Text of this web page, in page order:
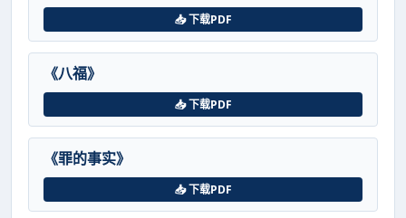
📥 下载PDF
《八福》
📥 下载PDF
《罪的事实》
📥 下载PDF